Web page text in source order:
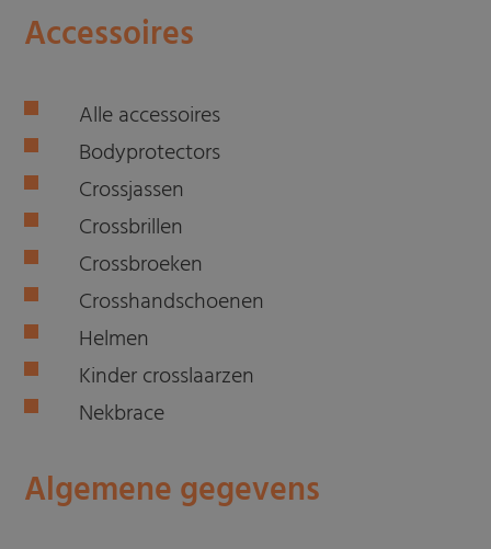
Accessoires
Alle accessoires
Bodyprotectors
Crossjassen
Crossbrillen
Crossbroeken
Crosshandschoenen
Helmen
Kinder crosslaarzen
Nekbrace
Algemene gegevens